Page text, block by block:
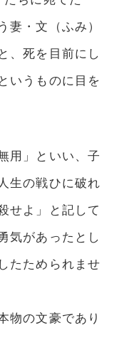
・文（ふみ）
、死を目前にし
いうものに目を
用」といい、子
生の戦ひに破れ
せよ」と記して
気があったとし
たためられませ
物の文豪であり